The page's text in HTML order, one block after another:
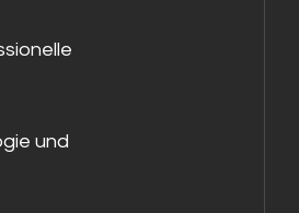
und